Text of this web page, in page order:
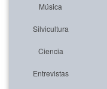
Música
Silvicultura
Ciencia
Entrevistas